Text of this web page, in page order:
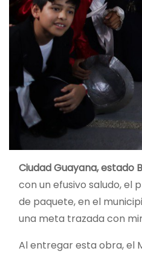
Ciudad Guayana, estado
con un efusivo saludo, el
de paquete, en el
una meta trazada con
Al entregar esta obra, el